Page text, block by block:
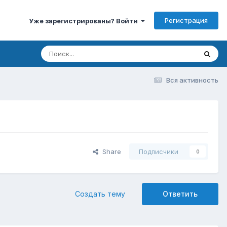
Уже зарегистрированы? Войти Регистрация
Вся активность
Share Подписчики 0
Ответить
Создать тему